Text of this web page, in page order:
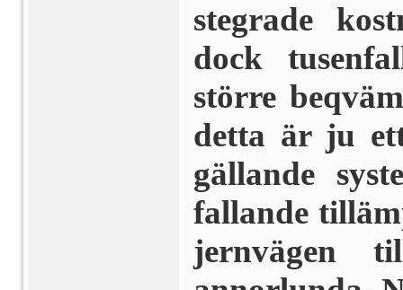
stegrade
dock
större
detta är ju
gällande
fallande
jernvägen